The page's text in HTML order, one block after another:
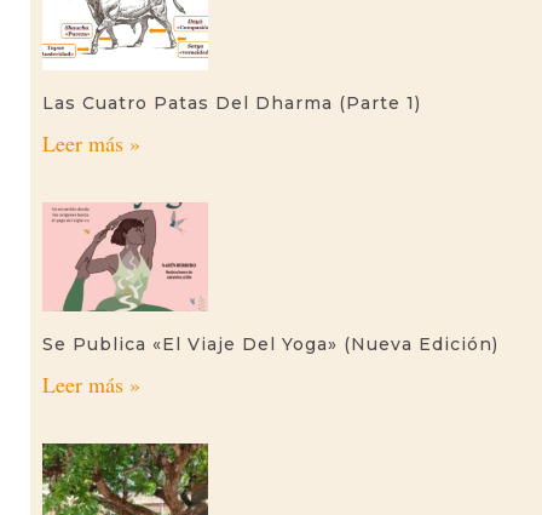
Las Cuatro Patas Del Dharma (parte 1)
Leer más »
Se Publica «El Viaje Del Yoga» (nueva Edición)
Leer más »